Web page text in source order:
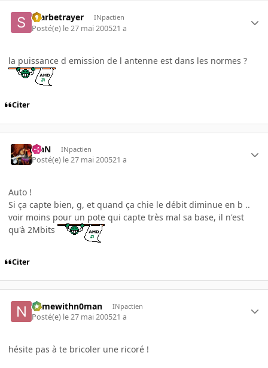
Starbetrayer INpactien
Posté(e) le 27 mai 200521 a
la puissance d emission de l antenne est dans les normes ?
Citer
KiaN INpactien
Posté(e) le 27 mai 200521 a
Auto !
Si ça capte bien, g, et quand ça chie le débit diminue en b ..
voir moins pour un pote qui capte très mal sa base, il n'est
qu'à 2Mbits
Citer
namewithn0man INpactien
Posté(e) le 27 mai 200521 a
hésite pas à te bricoler une ricoré !